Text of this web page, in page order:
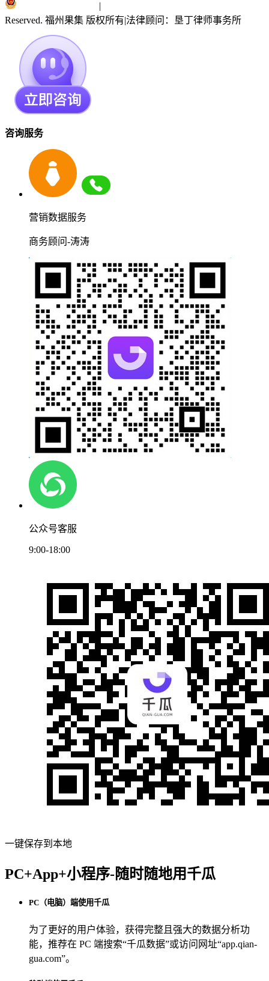
|
Reserved. 福州果集 版权所有|法律顾问：垦丁律师事务所
咨询服务
营销数据服务
商务顾问-涛涛
公众号客服
9:00-18:00
一键保存到本地
PC+App+小程序-随时随地用千瓜
PC（电脑）端使用千瓜
为了更好的用户体验，获得完整且强大的数据分析功
能，推荐在 PC 端搜索“千瓜数据”或访问网址“app.qian-
gua.com”。